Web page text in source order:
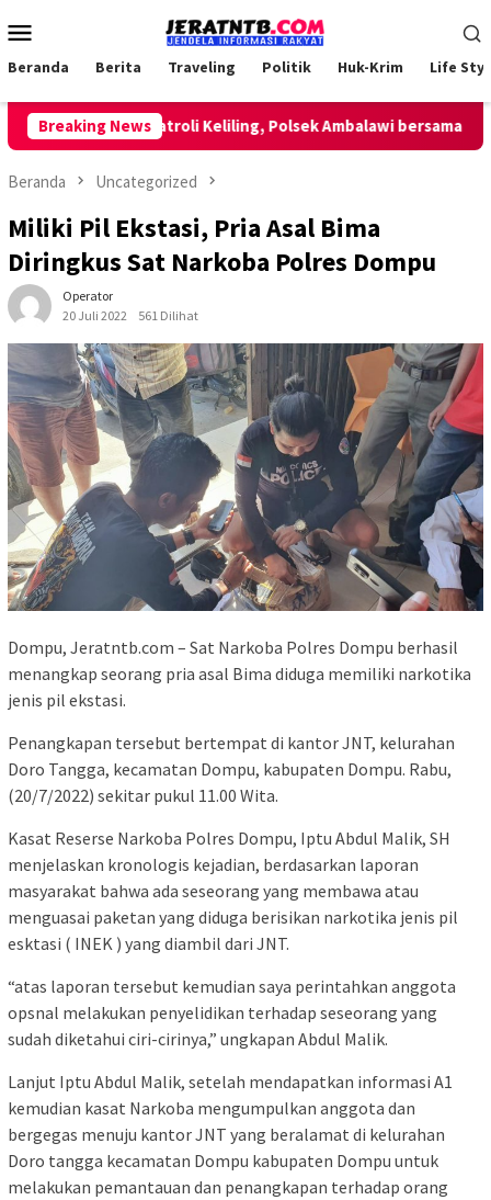
ke
Mobile
Beranda Berita Traveling Politik Huk-Krim Life
Breaking News
Lakukan Patroli Keliling, Polsek Ambalawi bersama TNI
Beranda Uncategorized
Miliki Pil Ekstasi, Pria Asal Bima
Diringkus Sat Narkoba Polres Dompu
Operator
20 Juli 2022
561 Dilihat
Dompu, Jeratntb.com – Sat Narkoba Polres Dompu berhasil
menangkap seorang pria asal Bima diduga memiliki narkotika
jenis pil ekstasi.
Penangkapan tersebut bertempat di kantor JNT, kelurahan
Doro Tangga, kecamatan Dompu, kabupaten Dompu. Rabu,
(20/7/2022) sekitar pukul 11.00 Wita.
Kasat Reserse Narkoba Polres Dompu, Iptu Abdul Malik, SH
menjelaskan kronologis kejadian, berdasarkan laporan
masyarakat bahwa ada seseorang yang membawa atau
menguasai paketan yang diduga berisikan narkotika jenis pil
esktasi ( INEK ) yang diambil dari JNT.
“atas laporan tersebut kemudian saya perintahkan anggota
opsnal melakukan penyelidikan terhadap seseorang yang
sudah diketahui ciri-cirinya,” ungkapan Abdul Malik.
Lanjut Iptu Abdul Malik, setelah mendapatkan informasi A1
kemudian kasat Narkoba mengumpulkan anggota dan
bergegas menuju kantor JNT yang beralamat di kelurahan
Doro tangga kecamatan Dompu kabupaten Dompu untuk
melakukan pemantauan dan penangkapan terhadap orang